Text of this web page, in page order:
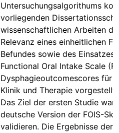
Untersuchungsalgorithums
vorliegenden
wissenschaftlichen Arbeiten
Relevanz eines einheitlichen
Befundes sowie des Einsatzes
Functional Oral Intake Scale
Dysphagieoutcomescores für
Klinik und Therapie vorgestellt
Das Ziel der ersten Studie war
deutsche Version der FOIS-
validieren. Die Ergebnisse der